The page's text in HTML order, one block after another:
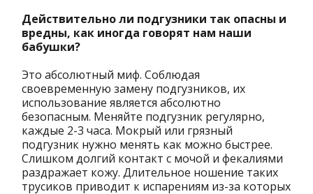
Действительно ли подгузники так опасны и
вредны, как иногда говорят нам наши
бабушки?
Это абсолютный миф. Соблюдая
своевременную замену подгузников, их
использование является абсолютно
безопасным. Меняйте подгузник регулярно,
каждые 2-3 часа. Мокрый или грязный
подгузник нужно менять как можно быстрее.
Слишком долгий контакт с мочой и фекалиями
раздражает кожу. Длительное ношение таких
трусиков приводит к испарениям из-за которых